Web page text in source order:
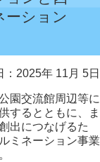
ーション
：2025年 11月 5日
園交流館周辺等に
するとともに、ま
出につなげるた
ミネーション事業